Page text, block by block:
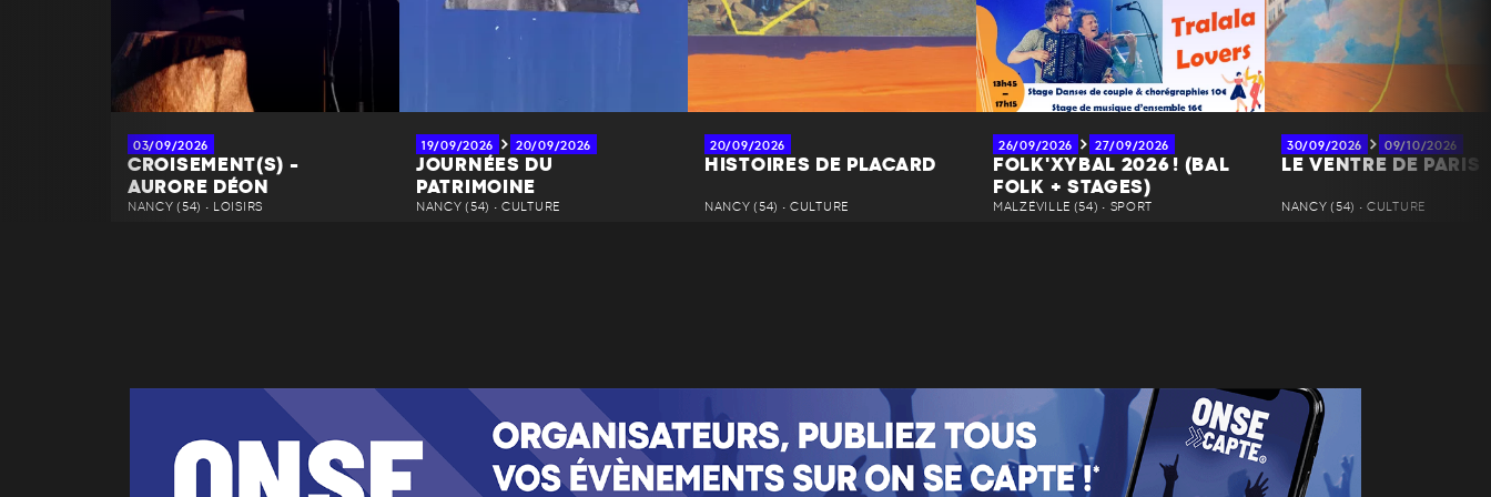
03/09/2026
CROISEMENT(S) -
AURORE DÉON
NANCY (54) • LOISIRS
19/09/2026 20/09/2026
JOURNÉES DU
PATRIMOINE
NANCY (54) • CULTURE
20/09/2026
HISTOIRES DE PLACARD
NANCY (54) • CULTURE
26/09/2026 27/09/2026
FOLK'XYBAL 2026 ! (BAL
FOLK + STAGES)
MALZÉVILLE (54) • SPORT
30/09/2026 09/10/2026
LE VENTRE DE PARIS
NANCY (54) • CULTURE